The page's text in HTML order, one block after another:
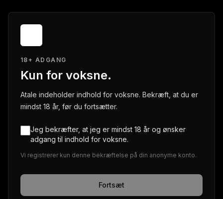
18+ ADGANG
Kun for voksne.
Atale indeholder indhold for voksne. Bekræft, at du er
mindst 18 år, før du fortsætter.
Jeg bekræfter, at jeg er mindst 18 år og ønsker
adgang til indhold for voksne.
Vi registrerer kun denne bekræftelse på din anonyme konto.
Fortsæt